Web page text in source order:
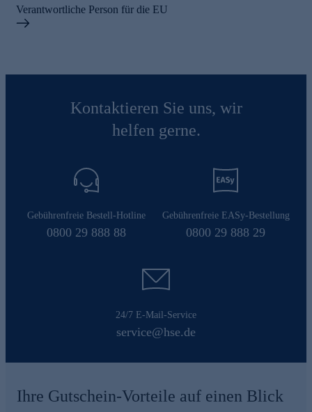
Verantwortliche Person für die EU
Kontaktieren Sie uns, wir
helfen gerne.
Gebührenfreie Bestell-Hotline
0800 29 888 88
Gebührenfreie EASy-Bestellung
0800 29 888 29
24/7 E-Mail-Service
service@hse.de
Ihre Gutschein-Vorteile auf einen Blick